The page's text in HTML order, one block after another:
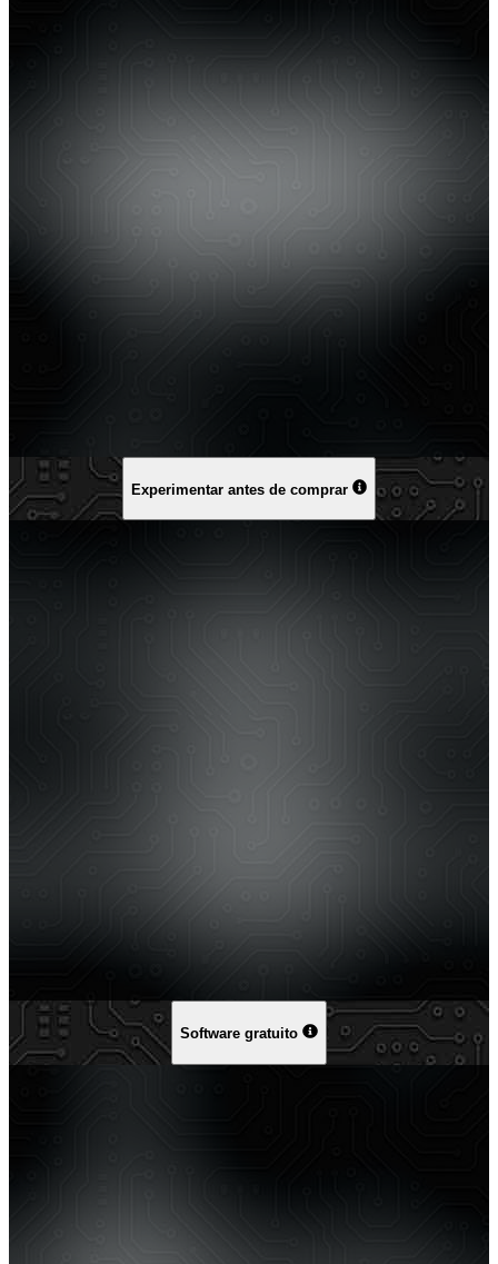
Experimentar antes de comprar
Software gratuito